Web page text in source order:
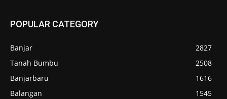
POPULAR CATEGORY
Banjar
2827
Tanah Bumbu
2508
Banjarbaru
1616
Balangan
1545